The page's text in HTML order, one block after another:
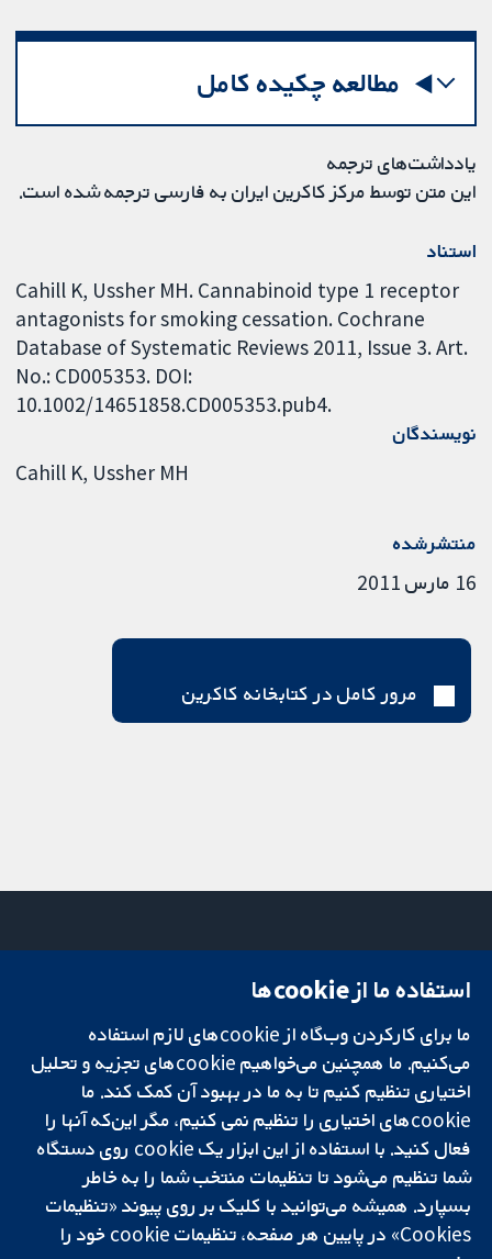
مطالعه چکیده کامل
یادداشت‌های ترجمه
این متن توسط مرکز کاکرین ایران به فارسی ترجمه شده است.
استناد
Cahill K, Ussher MH. Cannabinoid type 1 receptor
antagonists for smoking cessation. Cochrane
Database of Systematic Reviews 2011, Issue 3. Art.
No.: CD005353. DOI:
10.1002/14651858.CD005353.pub4.
نویسندگان
Cahill K Ussher MH
منتشرشده
16 مارس 2011
مرور کامل در کتابخانه کاکرین
تحقیقات قابل
اعتماد.
تصمیم‌گیری آگاهانه.
سلامت بهتر.
میدان کاوندیش
لندن
W1G 0AN
بریتانیا
دفتر رسانه‌ای
درباره ما
فرصت‌های
شغلی
Cochrane
Library
شبکه همکاری کاکرین، یک مؤسسه خیریه (شماره 1045921) و یک شرکت با
استفاده ما از cookie‌ها
ما برای کارکردن وب‌گاه از cookie‌های لازم استفاده
می‌کنیم. ما همچنین می‌خواهیم cookie‌های تجزیه و تحلیل
اختیاری تنظیم کنیم تا به ما در بهبود آن کمک کند. ما
cookie‌های اختیاری را تنظیم نمی کنیم، مگر این‌که آنها را
فعال کنید. با استفاده از این ابزار یک cookie‌ روی دستگاه
شما تنظیم می‌شود تا تنظیمات منتخب شما را به خاطر
بسپارد. همیشه می‌توانید با کلیک بر روی پیوند «تنظیمات
Cookies» در پایین هر صفحه، تنظیمات cookie‌ خود را